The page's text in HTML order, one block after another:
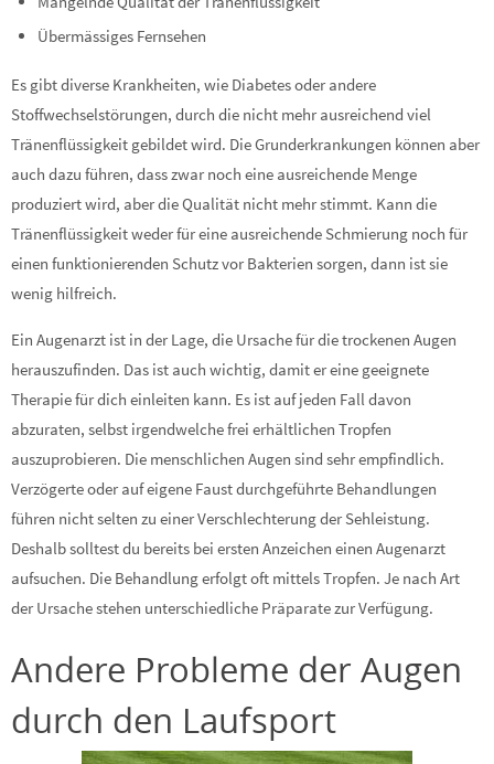
Übermässiges Fernsehen
Es gibt diverse Krankheiten, wie Diabetes oder andere
Stoffwechselstörungen, durch die nicht mehr ausreichend viel
Tränenflüssigkeit gebildet wird. Die Grunderkrankungen können aber
auch dazu führen, dass zwar noch eine ausreichende Menge
produziert wird, aber die Qualität nicht mehr stimmt. Kann die
Tränenflüssigkeit weder für eine ausreichende Schmierung noch für
einen funktionierenden Schutz vor Bakterien sorgen, dann ist sie
wenig hilfreich.
Ein Augenarzt ist in der Lage, die Ursache für die trockenen Augen
herauszufinden. Das ist auch wichtig, damit er eine geeignete
Therapie für dich einleiten kann. Es ist auf jeden Fall davon
abzuraten, selbst irgendwelche frei erhältlichen Tropfen
auszuprobieren. Die menschlichen Augen sind sehr empfindlich.
Verzögerte oder auf eigene Faust durchgeführte Behandlungen
führen nicht selten zu einer Verschlechterung der Sehleistung.
Deshalb solltest du bereits bei ersten Anzeichen einen Augenarzt
aufsuchen. Die Behandlung erfolgt oft mittels Tropfen. Je nach Art
der Ursache stehen unterschiedliche Präparate zur Verfügung.
Andere Probleme der Augen
durch den Laufsport